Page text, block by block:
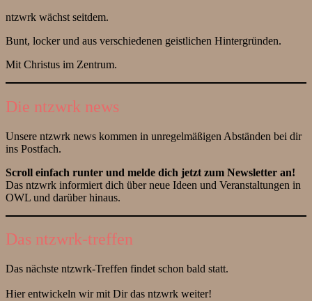
ntzwrk wächst seitdem.
Bunt, locker und aus verschiedenen geistlichen Hintergründen.
Mit Christus im Zentrum.
Die ntzwrk news
Unsere ntzwrk news kommen in unregelmäßigen Abständen bei dir
ins Postfach.
Scroll einfach runter und melde dich jetzt zum Newsletter an!
Das ntzwrk informiert dich über neue Ideen und Veranstaltungen in
OWL und darüber hinaus.
Das ntzwrk-treffen
Das nächste ntzwrk-Treffen findet schon bald statt.
Hier entwickeln wir mit Dir das ntzwrk weiter!